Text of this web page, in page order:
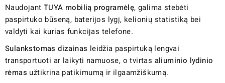
Naudojant TUYA mobilią programėlę, galima stebėti
paspirtuko būseną, baterijos lygį, kelionių statistiką bei
valdyti kai kurias funkcijas telefone.
Sulankstomas dizainas leidžia paspirtuką lengvai
transportuoti ar laikyti namuose, o tvirtas aliuminio lydinio
rėmas užtikrina patikimumą ir ilgaamžiškumą.